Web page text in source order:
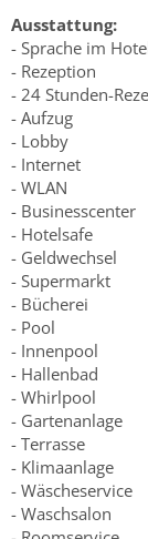
Ausstattung:
- Sprache im
- Rezeption
- 24 Stunden-
- Aufzug
- Lobby
- Internet
- WLAN
- Businesscenter
- Hotelsafe
- Geldwechsel
- Supermarkt
- Bücherei
- Pool
- Innenpool
- Hallenbad
- Whirlpool
- Gartenanlage
- Terrasse
- Klimaanlage
- Wäscheservice
- Waschsalon